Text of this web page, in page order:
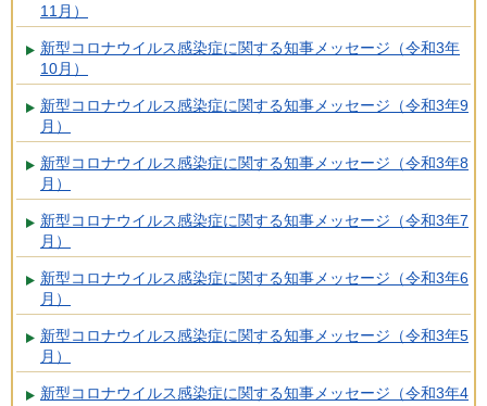
11月）
新型コロナウイルス感染症に関する知事メッセージ（令和3年
10月）
新型コロナウイルス感染症に関する知事メッセージ（令和3年9
月）
新型コロナウイルス感染症に関する知事メッセージ（令和3年8
月）
新型コロナウイルス感染症に関する知事メッセージ（令和3年7
月）
新型コロナウイルス感染症に関する知事メッセージ（令和3年6
月）
新型コロナウイルス感染症に関する知事メッセージ（令和3年5
月）
新型コロナウイルス感染症に関する知事メッセージ（令和3年4